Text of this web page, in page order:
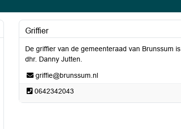
Griffier
De griffier van de gemeenteraad van Brunssum is
dhr. Danny Jutten.
griffie@brunssum.nl
0642342043